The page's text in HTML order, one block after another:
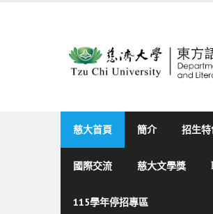
慈大首頁 簡介 招生特
國際交流 慈大文學獎
115學年停招專區